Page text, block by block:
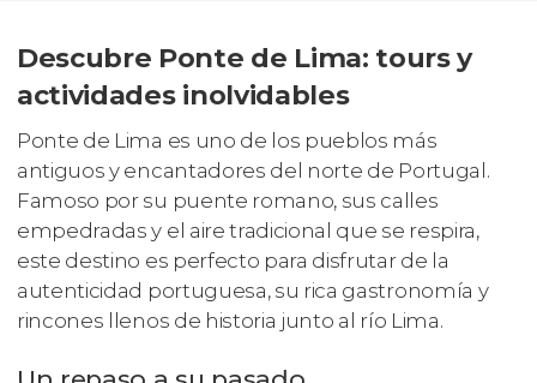
Descubre Ponte de Lima: tours y
actividades inolvidables
Ponte de Lima es uno de los pueblos más
antiguos y encantadores del norte de Portugal.
Famoso por su puente romano, sus calles
empedradas y el aire tradicional que se respira,
este destino es perfecto para disfrutar de la
autenticidad portuguesa, su rica gastronomía y
rincones llenos de historia junto al río Lima.